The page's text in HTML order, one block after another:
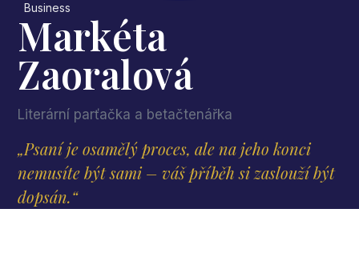
Business
Markéta
Zaoralová
Literární parťačka a betačtenářka
„Psaní je osamělý proces, ale na jeho konci
nemusíte být sami – váš příběh si zaslouží být
dopsán.“